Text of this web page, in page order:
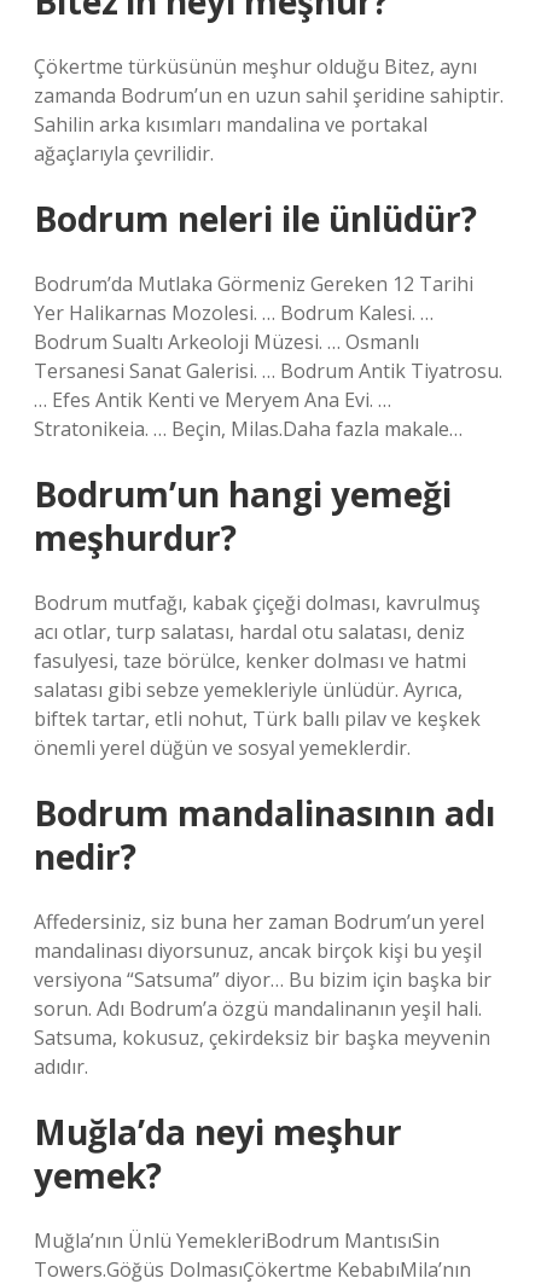
Çökertme türküsünün meşhur olduğu Bitez, aynı
zamanda Bodrum’un en uzun sahil şeridine sahiptir.
Sahilin arka kısımları mandalina ve portakal
ağaçlarıyla çevrilidir.
Bodrum neleri ile ünlüdür?
Bodrum’da Mutlaka Görmeniz Gereken 12 Tarihi
Yer Halikarnas Mozolesi. … Bodrum Kalesi. …
Bodrum Sualtı Arkeoloji Müzesi. … Osmanlı
Tersanesi Sanat Galerisi. … Bodrum Antik Tiyatrosu.
… Efes Antik Kenti ve Meryem Ana Evi. …
Stratonikeia. … Beçin, Milas.Daha fazla makale…
Bodrum’un hangi yemeği
meşhurdur?
Bodrum mutfağı, kabak çiçeği dolması, kavrulmuş
acı otlar, turp salatası, hardal otu salatası, deniz
fasulyesi, taze börülce, kenker dolması ve hatmi
salatası gibi sebze yemekleriyle ünlüdür. Ayrıca,
biftek tartar, etli nohut, Türk ballı pilav ve keşkek
önemli yerel düğün ve sosyal yemeklerdir.
Bodrum mandalinasının adı
nedir?
Affedersiniz, siz buna her zaman Bodrum’un yerel
mandalinası diyorsunuz, ancak birçok kişi bu yeşil
versiyona “Satsuma” diyor… Bu bizim için başka bir
sorun. Adı Bodrum’a özgü mandalinanın yeşil hali.
Satsuma, kokusuz, çekirdeksiz bir başka meyvenin
adıdır.
Muğla’da neyi meşhur
yemek?
Muğla’nın Ünlü YemekleriBodrum MantısıSin
Towers.Göğüs DolmasıÇökertme KebabıMila’nın